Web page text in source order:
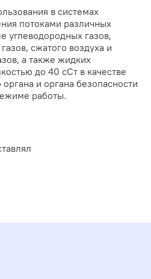
в системах
потоками различных
углеводородных газов,
сжатого воздуха и
а также жидких
до 40 сСт в качестве
и органа безопасности
работы.